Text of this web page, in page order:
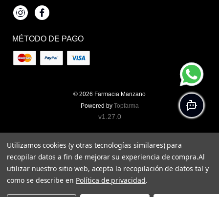
InstagramFacebook
MÉTODO DE PAGO
© 2026 Farmacia Manzano
Powered by Topfarma
v1.27.0
Utilizamos cookies (y otras tecnologías similares) para
recopilar datos a fin de mejorar su experiencia de compra.Al
utilizar nuestro sitio web, acepta la recopilación de datos tal y
como se describe en Política de privacidad.